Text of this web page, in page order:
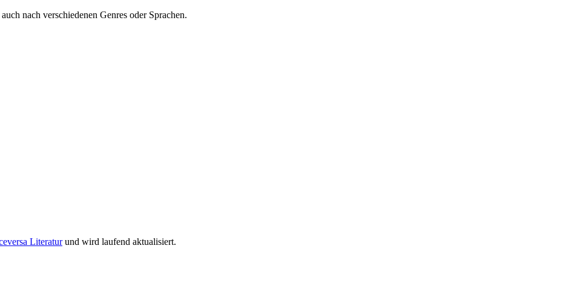
nach verschiedenen Genres oder Sprachen.
Literaturund wird laufend aktualisiert.